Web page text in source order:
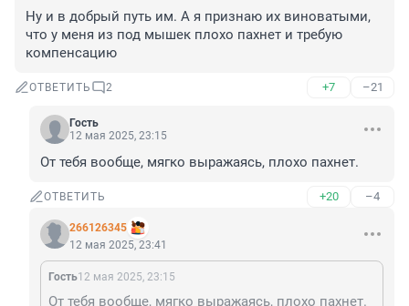
Ну и в добрый путь им. А я признаю их виноватыми,
что у меня из под мышек плохо пахнет и требую
компенсацию
ОТВЕТИТЬ 2 +7 –21
Гость
12 мая 2025, 23:15
От тебя вообще, мягко выражаясь, плохо пахнет.
ОТВЕТИТЬ +20 –4
266126345
12 мая 2025, 23:41
Гость12 мая 2025, 23:15
От тебя вообще, мягко выражаясь, плохо пахнет.